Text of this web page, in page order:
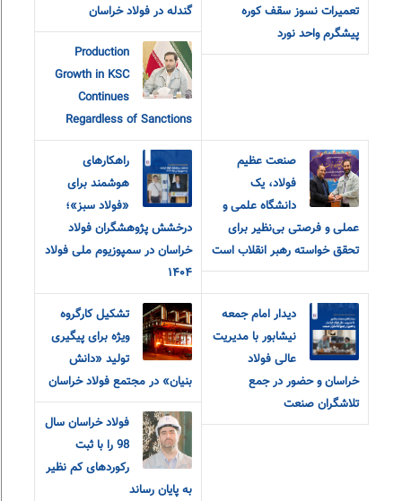
تعمیرات نسوز سقف کوره
پیشگرم واحد نورد
گندله در فولاد خراسان
Production
Growth in KSC
Continues
Regardless of Sanctions
صنعت عظیم
فولاد، یک
دانشگاه علمی و
عملی و فرصتی بی‌نظیر برای
تحقق خواسته رهبر انقلاب است
راهکارهای
هوشمند برای
«فولاد سبز»؛
درخشش پژوهشگران فولاد
خراسان در سمپوزیوم ملی فولاد
۱۴۰۴
دیدار امام جمعه
نیشابور با مدیریت
عالی فولاد
خراسان و حضور در جمع
تلاشگران صنعت
تشکیل کارگروه
ویژه برای پیگیری
تولید «دانش
بنیان» در مجتمع فولاد خراسان
فولاد خراسان سال
98 را با ثبت
رکوردهای کم نظیر
به پایان رساند